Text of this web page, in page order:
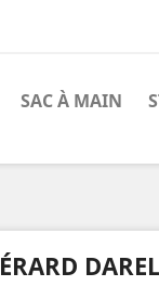
SAC À MAIN
DAREL